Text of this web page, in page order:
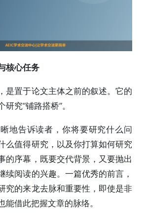
核心任务
是置于论文主体之前的叙述。它的
究“铺路搭桥”。
地告诉读者，你将要研究什么问
么值得研究，以及你打算如何研究
的序幕，既要交代背景，又要抛出
续阅读的兴趣。一篇优秀的前言，
究的来龙去脉和重要性，即使是非
能借此把握文章的脉络。